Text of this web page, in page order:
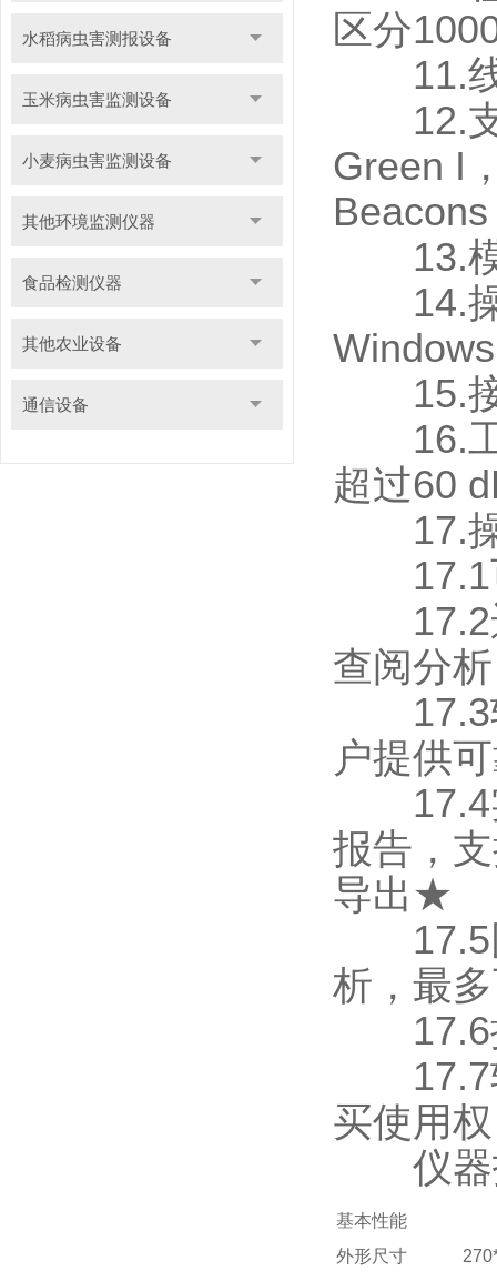
水稻病虫害测报设备
玉米病虫害监测设备
小麦病虫害监测设备
其他环境监测仪器
食品检测仪器
其他农业设备
通信设备
区分
11.线
12.支
Green I
13.模
14.操
15.接
16.工
超过60
17.操
17.1可
17.2运
查阅分析
17.3软
户提供
17.4实
报告，
导出★
17.5同
析，最
17.6
17.7软
买使用
仪器
基本性能
外形尺寸